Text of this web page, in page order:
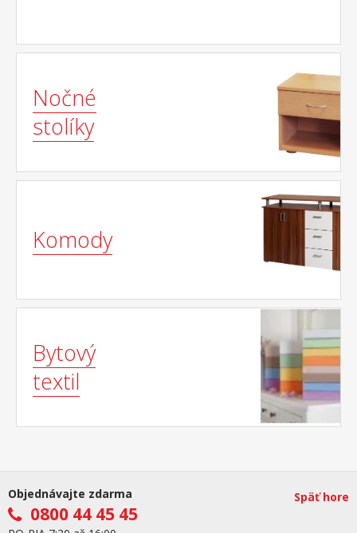
Nočné
stolíky
Komody
Bytový
textil
Objednávajte zdarma
0800 44 45 45
Späť hore